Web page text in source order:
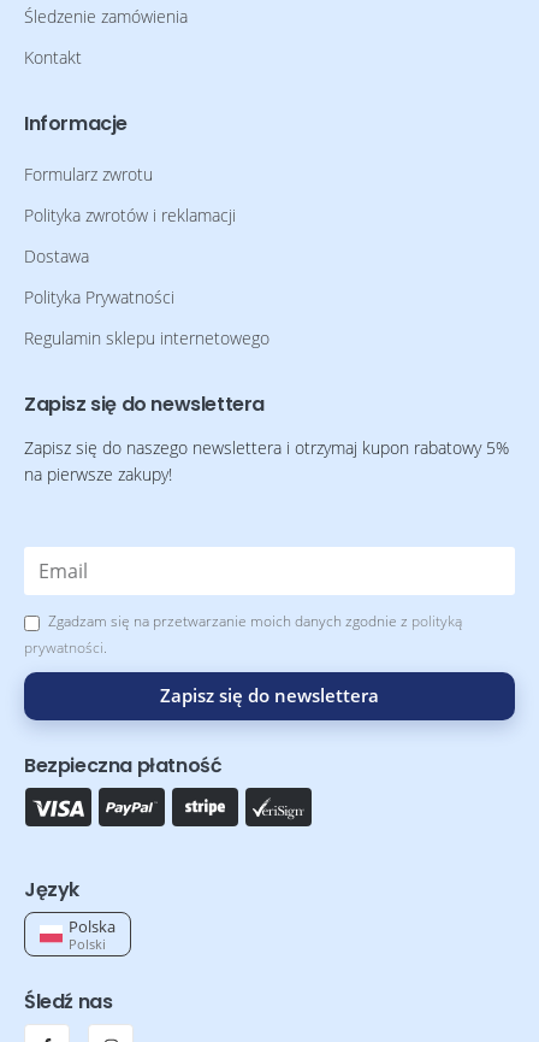
Śledzenie zamówienia
Kontakt
Informacje
Formularz zwrotu
Polityka zwrotów i reklamacji
Dostawa
Polityka Prywatności
Regulamin sklepu internetowego
Zapisz się do newslettera
Zapisz się do naszego newslettera i otrzymaj kupon rabatowy 5%
na pierwsze zakupy!
Zgadzam się na przetwarzanie moich danych zgodnie z polityką
prywatności.
Zapisz się do newslettera
Bezpieczna płatność
Język
Polska
Polski
Śledź nas